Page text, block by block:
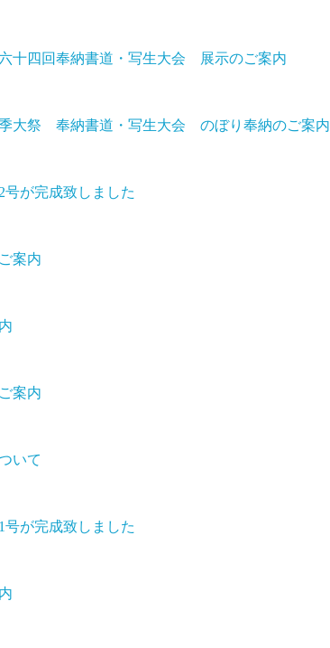
十四回奉納書道・写生大会 展示のご案内
大祭 奉納書道・写生大会 のぼり奉納のご案内
号が完成致しました
案内
案内
いて
号が完成致しました